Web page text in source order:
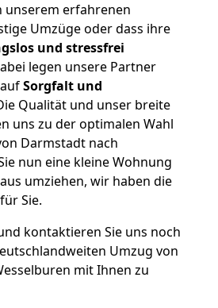
unserem erfahrenen
Umzüge oder dass ihre
und stressfrei
legen unsere Partner
Sorgfalt und
Qualität und unser breite
uns zu der optimalen Wahl
Darmstadt nach
nun eine kleine Wohnung
umziehen, wir haben die
Sie.
kontaktieren Sie uns noch
Umzug von
mit Ihnen zu